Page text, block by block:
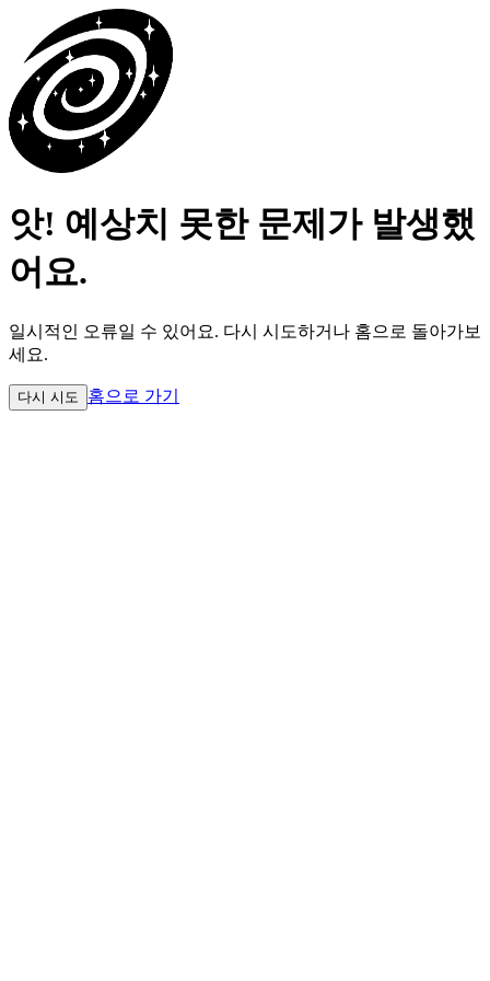
앗! 예상치 못한 문제가 발생했
어요.
일시적인 오류일 수 있어요. 다시 시도하거나 홈으로 돌아가보
세요.
다시 시도 홈으로 가기